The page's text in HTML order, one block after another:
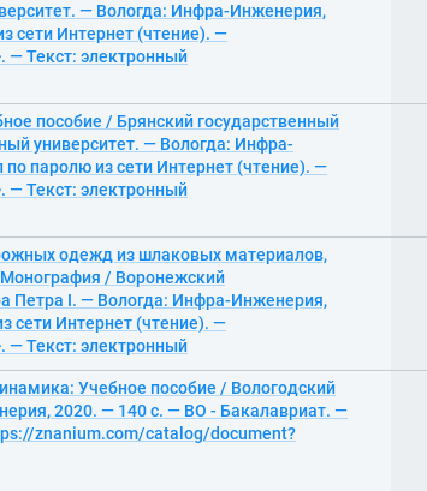
— Вологда: Инфра-Инженерия,
сети Интернет (чтение). —
— Текст: электронный
пособие / Брянский государственный
университет. — Вологда: Инфра-
паролю из сети Интернет (чтение). —
— Текст: электронный
одежд из шлаковых материалов,
/ Воронежский
Петра I. — Вологда: Инфра-Инженерия,
сети Интернет (чтение). —
— Текст: электронный
Учебное пособие / Вологодский
2020. — 140 с. — ВО - Бакалавриат. —
znanium.com/catalog/document?